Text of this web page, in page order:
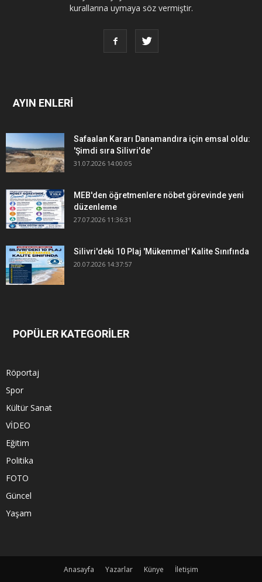
kurallarına uymaya söz vermiştir.
AYIN ENLERİ
Safaalan Kararı Danamandıra için emsal oldu:
'Şimdi sıra Silivri'de'
31.07.2026 14:00:05
MEB'den öğretmenlere nöbet görevinde yeni
düzenleme
27.07.2026 11:36:31
Silivri'deki 10 Plaj 'Mükemmel' Kalite Sınıfında
20.07.2026 14:37:57
POPÜLER KATEGORİLER
Röportaj
Spor
Kültür Sanat
VİDEO
Eğitim
Politika
FOTO
Güncel
Yaşam
Anasayfa Yazarlar Künye
İletişim